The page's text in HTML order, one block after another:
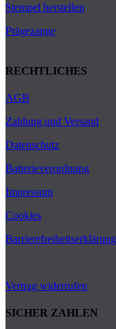
Stempel herstellen
Prägezange
RECHTLICHES
AGB
Zahlung und Versand
Datenschutz
Batterieverordnung
Impressum
Cookies
Barrierefreiheitserklärung
Vertrag widerrufen
SICHER ZAHLEN